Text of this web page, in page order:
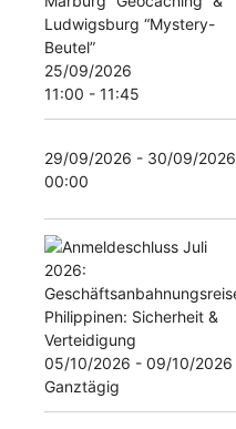
25/09/2026
11:00 - 11:45
29/09/2026 - 30/09/2026
00:00
05/10/2026 - 09/10/2026
Ganztägig